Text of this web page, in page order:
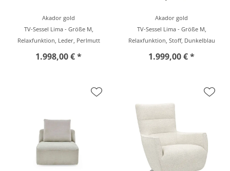
Akador gold
TV-Sessel Lima - Größe M,
Relaxfunktion, Leder, Perlmutt
1.998,00 € *
Akador gold
TV-Sessel Lima - Größe M,
Relaxfunktion, Stoff, Dunkelblau
1.999,00 € *